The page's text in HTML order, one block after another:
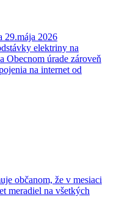
29.mája 2026
elektriny na
Obecnom úrade zároveň
na internet od
občanom, že v mesiaci
meradiel na všetkých